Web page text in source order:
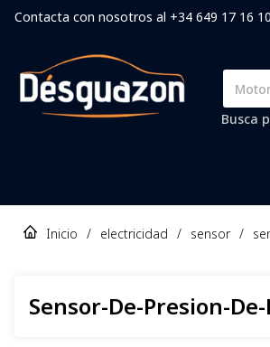
Contacta con nosotros al +34 649 17 16 10
Busca
Inicio / electricidad / sensor /
Sensor-De-Presion-